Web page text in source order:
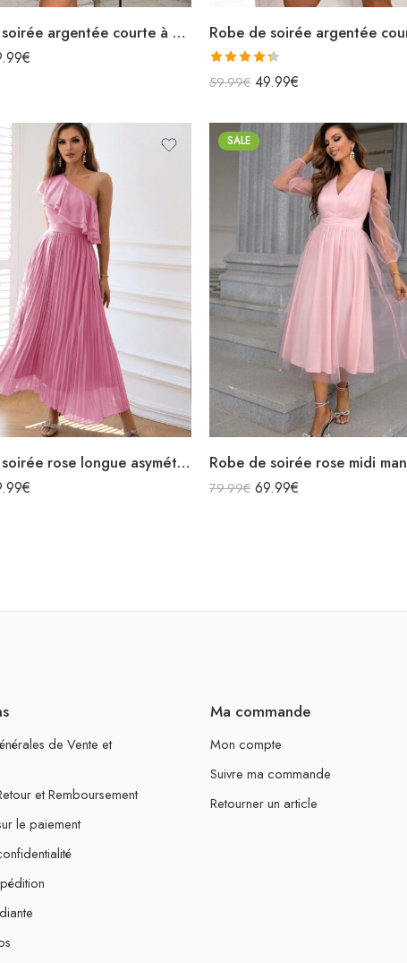
Robe de soirée argentée courte à paillettes licou décolleté dos nu
€
Note4.33
59.99€ 49.99€
Robe de soirée rose longue asymétrique avec volants plissée
€
SALE
79.99€ 69.99€
de Vente et
et Remboursement
le paiement
Ma commande
Mon compte
Suivre ma commande
Retourner un article